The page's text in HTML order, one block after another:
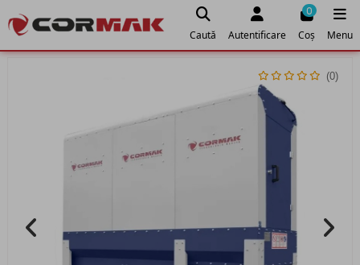
Caută Autentificare
0
Coș Menu
(0)